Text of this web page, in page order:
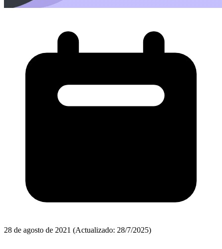
28 de agosto de 2021 (Actualizado: 28/7/2025)